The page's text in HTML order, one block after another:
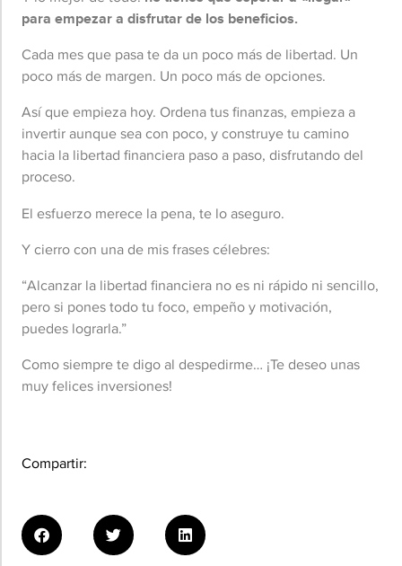
para empezar a disfrutar de los beneficios.
Cada mes que pasa te da un poco más de libertad. Un
poco más de margen. Un poco más de opciones.
Así que empieza hoy. Ordena tus finanzas, empieza a
invertir aunque sea con poco, y construye tu camino
hacia la libertad financiera paso a paso, disfrutando del
proceso.
El esfuerzo merece la pena, te lo aseguro.
Y cierro con una de mis frases célebres:
“Alcanzar la libertad financiera no es ni rápido ni sencillo,
pero si pones todo tu foco, empeño y motivación,
puedes lograrla.”
Como siempre te digo al despedirme… ¡Te deseo unas
muy felices inversiones!
Compartir: